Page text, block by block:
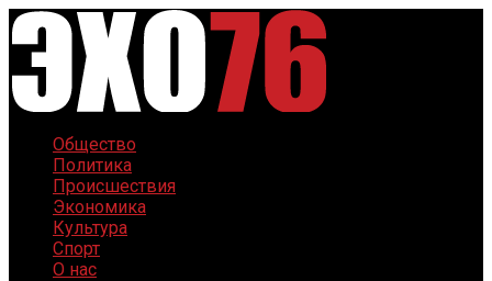
Общество
Политика
Происшествия
Экономика
Культура
Спорт
О нас